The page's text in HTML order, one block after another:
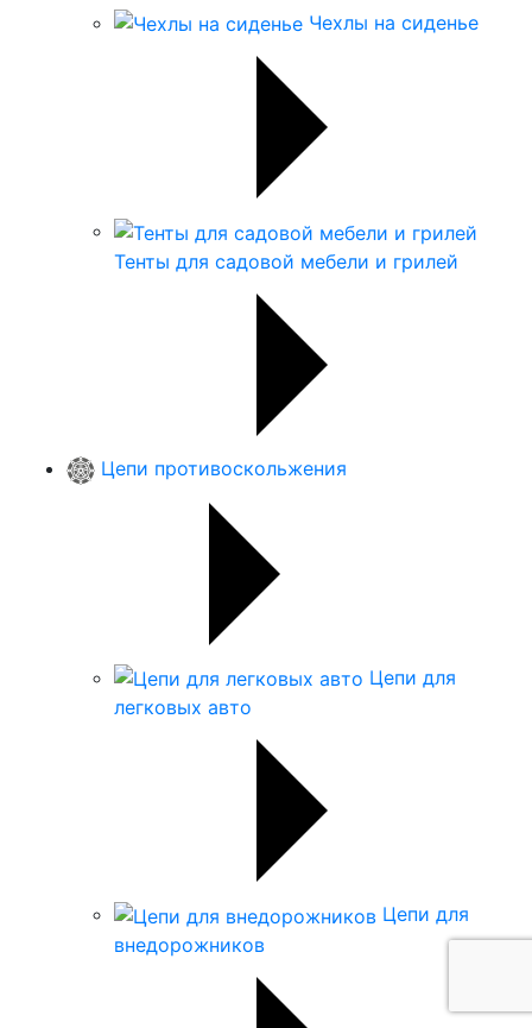
Чехлы на сиденье
Тенты для садовой мебели и грилей
Цепи противоскольжения
Цепи для
легковых авто
Цепи для
внедорожников